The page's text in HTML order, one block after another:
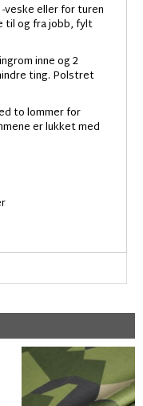
veske eller for turen
til og fra jobb, fylt
inne og 2
ting. Polstret
to lommer for
er lukket med